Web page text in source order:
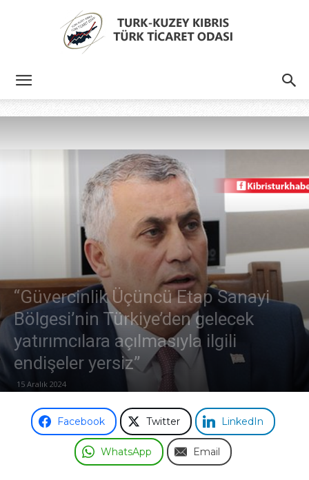
Kıbrıs
Türk
Ticaret
Odası
“Güvercinlik Üçüncü Etap Sanayi
Bölgesi’nin Türkiye’den gelecek
yatırımcılara açılmasıyla ilgili
endişeler yersiz”
15 Aralık 2024
Facebook Twitter LinkedIn
WhatsApp Email